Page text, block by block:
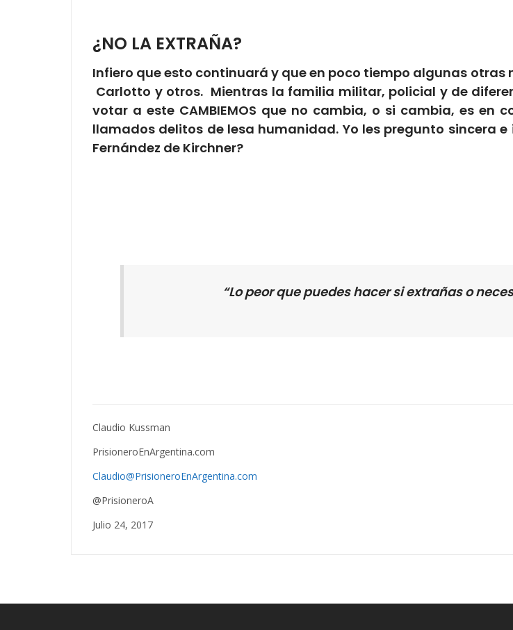
¿NO LA EXTRAÑA?
Infiero que esto continuará y que en poco tiempo algunas
Carlotto y otros. Mientras la familia militar, policial y de
votar a este CAMBIEMOS que no cambia, o si cambia, es
llamados delitos de lesa humanidad. Yo les pregunto sincera
Fernández de Kirchner?
“Lo peor que puedes hacer si extrañas o
Claudio Kussman
PrisioneroEnArgentina.com
Claudio@PrisioneroEnArgentina.com
@PrisioneroA
Julio 24, 2017